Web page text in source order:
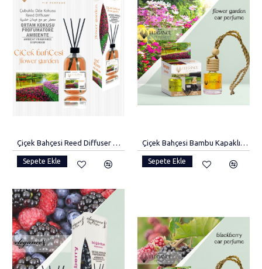
Çiçek Bahçesi Reed Diffuser Bambu Çubuklu Oda Kokusu 110 ml
Sepete Ekle
Çiçek Bahçesi Bambu Kapaklı Oto Kokusu
Sepete Ekle